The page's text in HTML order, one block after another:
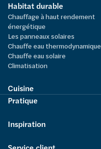
Habitat durable
Chauffage à haut rendement
énergétique
Les panneaux solaires
Chauffe eau thermodynamique
Chauffe eau solaire
Climatisation
Cuisine
Pratique
Inspiration